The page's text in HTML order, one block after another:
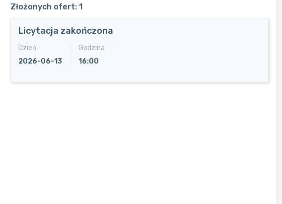
Złożonych ofert: 1
Licytacja zakończona
Dzień
2026-06-13
Godzina
16:00